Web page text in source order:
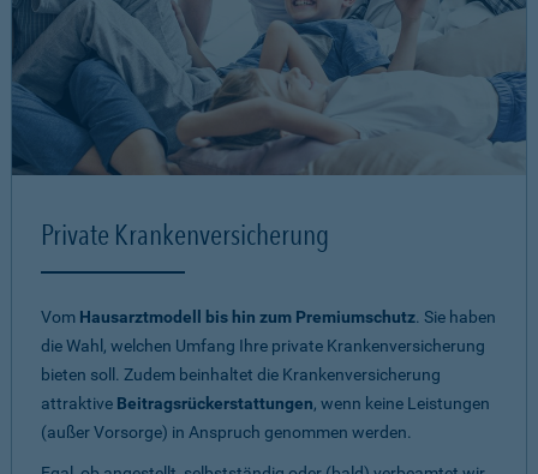
Private Krankenversicherung
Vom Hausarztmodell bis hin zum Premiumschutz. Sie haben
die Wahl, welchen Umfang Ihre private Krankenversicherung
bieten soll. Zudem beinhaltet die Krankenversicherung
attraktive Beitragsrückerstattungen, wenn keine Leistungen
(außer Vorsorge) in Anspruch genommen werden.